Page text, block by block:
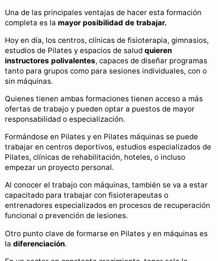
Una de las principales ventajas de hacer esta formación
completa es la mayor posibilidad de trabajar.
Hoy en día, los centros, clínicas de fisioterapia, gimnasios,
estudios de Pilates y espacios de salud quieren
instructores polivalentes, capaces de diseñar programas
tanto para grupos como para sesiones individuales, con o
sin máquinas.
Quienes tienen ambas formaciones tienen acceso a más
ofertas de trabajo y pueden optar a puestos de mayor
responsabilidad o especialización.
Formándose en Pilates y en Pilates máquinas se puede
trabajar en centros deportivos, estudios especializados de
Pilates, clínicas de rehabilitación, hoteles, o incluso
empezar un proyecto personal.
Al conocer el trabajo con máquinas, también se va a estar
capacitado para trabajar con fisioterapeutas o
entrenadores especializados en procesos de recuperación
funcional o prevención de lesiones.
Otro punto clave de formarse en Pilates y en máquinas es
la diferenciación.